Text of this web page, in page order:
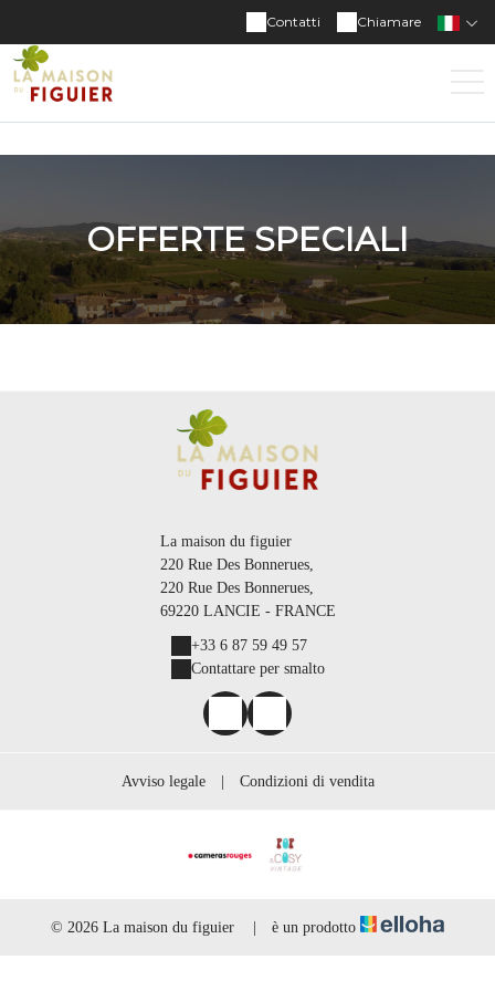
Chiamare
Contatti
OFFERTE SPECIALI
La maison du figuier
220 Rue Des Bonnerues,
220 Rue Des Bonnerues,
69220 LANCIE - FRANCE
+33 6 87 59 49 57
Contattare per smalto
Avviso legale Condizioni di vendita
© 2026 La maison du figuier è un prodotto